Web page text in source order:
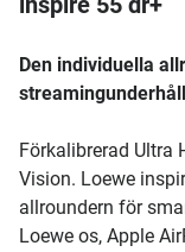
Den individuella
Förkalibrerad Ultra
Vision. Loewe
allroundern för
Loewe os, Apple